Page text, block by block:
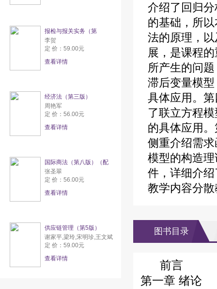
报检与报关实务（第
李贺
定 价：59.00元
查看详情
经济法（第三版）
周艳军
定 价：56.00元
查看详情
国际商法（第八版）（配
张圣翠
定 价：56.00元
查看详情
供应链管理（第5版）
谢家平,梁玲,宋明珍,王文斌
定 价：59.00元
查看详情
介绍了回归
的基础，所
法的原理，
展，是课程
所产生的问
滞后变量模
具体应用。
了联立方程
的具体应用
侧重介绍需
模型的构造
件，详细介
教学内容分
图书目录
前言
第一章 绪论